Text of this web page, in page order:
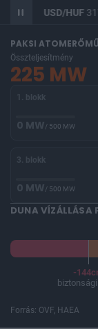
USD/HUF
PAKSI
Összteljesítmény
225 MW
1. blokk
0 MW/ 500 MW
3. blokk
0 MW/ 500 MW
DUNA VÍZÁLLÁSA
-
Forrás: OVF, HAEA